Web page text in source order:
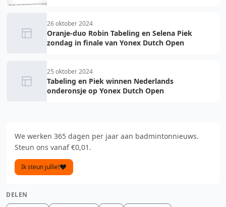
26 oktober 2024
Oranje-duo Robin Tabeling en Selena Piek
zondag in finale van Yonex Dutch Open
25 oktober 2024
Tabeling en Piek winnen Nederlands
onderonsje op Yonex Dutch Open
We werken 365 dagen per jaar aan badmintonnieuws.
Steun ons vanaf €0,01.
Ik steun jullie!
DELEN